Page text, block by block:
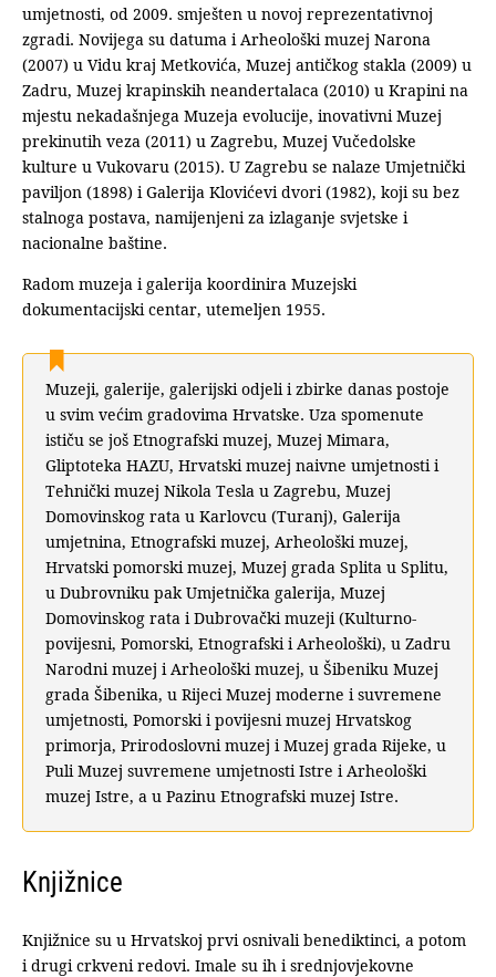
umjetnosti, od 2009. smješten u novoj reprezentativnoj
zgradi. Novijega su datuma i Arheološki muzej Narona
(2007) u Vidu kraj Metkovića, Muzej antičkog stakla (2009) u
Zadru, Muzej krapinskih neandertalaca (2010) u Krapini na
mjestu nekadašnjega Muzeja evolucije, inovativni Muzej
prekinutih veza (2011) u Zagrebu, Muzej Vučedolske
kulture u Vukovaru (2015). U Zagrebu se nalaze Umjetnički
paviljon (1898) i Galerija Klovićevi dvori (1982), koji su bez
stalnoga postava, namijenjeni za izlaganje svjetske i
nacionalne baštine.
Radom muzeja i galerija koordinira Muzejski
dokumentacijski centar, utemeljen 1955.
Muzeji, galerije, galerijski odjeli i zbirke danas postoje
u svim većim gradovima Hrvatske. Uza spomenute
ističu se još Etnografski muzej, Muzej Mimara,
Gliptoteka HAZU, Hrvatski muzej naivne umjetnosti i
Tehnički muzej Nikola Tesla u Zagrebu, Muzej
Domovinskog rata u Karlovcu (Turanj), Galerija
umjetnina, Etnografski muzej, Arheološki muzej,
Hrvatski pomorski muzej, Muzej grada Splita u Splitu,
u Dubrovniku pak Umjetnička galerija, Muzej
Domovinskog rata i Dubrovački muzeji (Kulturno-
povijesni, Pomorski, Etnografski i Arheološki), u Zadru
Narodni muzej i Arheološki muzej, u Šibeniku Muzej
grada Šibenika, u Rijeci Muzej moderne i suvremene
umjetnosti, Pomorski i povijesni muzej Hrvatskog
primorja, Prirodoslovni muzej i Muzej grada Rijeke, u
Puli Muzej suvremene umjetnosti Istre i Arheološki
muzej Istre, a u Pazinu Etnografski muzej Istre.
Knjižnice
Knjižnice su u Hrvatskoj prvi osnivali benediktinci, a potom
i drugi crkveni redovi. Imale su ih i srednjovjekovne